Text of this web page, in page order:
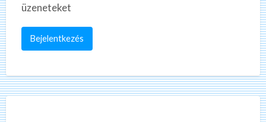
üzeneteket
Bejelentkezés